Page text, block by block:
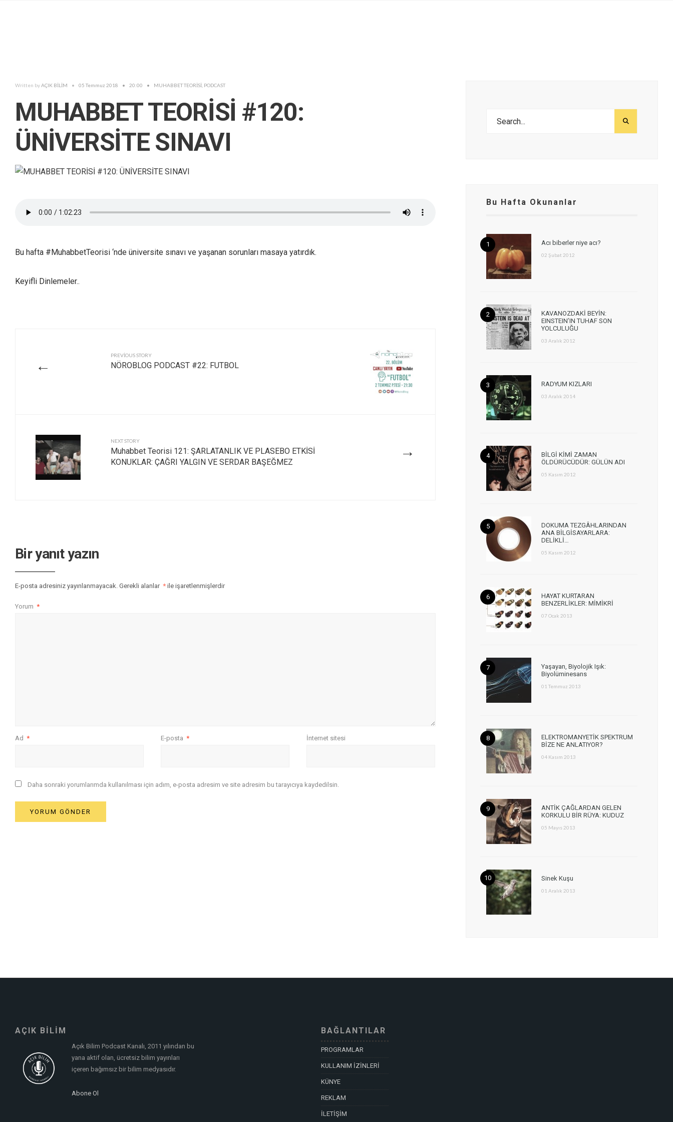
Written byAÇIK BİLİM • 05 Temmuz 2018 • 20:00 • MUHABBET TEORİSİ PODCAST
MUHABBET TEORİSİ #120:
ÜNİVERSİTE SINAVI
Bu hafta #MuhabbetTeorisi ‘nde üniversite sınavı ve yaşanan sorunları masaya yatırdık.
Keyifli Dinlemeler..
←
PREVIOUS STORY
NÖROBLOG PODCAST #22: FUTBOL
→
NEXT STORY
Muhabbet Teorisi 121: ŞARLATANLIK VE PLASEBO ETKİSİ
KONUKLAR: ÇAĞRI YALGIN VE SERDAR BAŞEĞMEZ
Bir yanıt yazın
E-posta adresiniz yayınlanmayacak. Gerekli alanlar * ile işaretlenmişlerdir
Yorum *
Ad * E-posta * İnternet sitesi
Daha sonraki yorumlarımda kullanılması için adım, e-posta adresim ve site adresim bu tarayıcıya kaydedilsin.
Bu Hafta Okunanlar
Acı biberler niye acı?
02 Şubat 2012
KAVANOZDAKİ BEYİN:
EINSTEIN’IN TUHAF SON
YOLCULUĞU
03 Aralık 2012
RADYUM KIZLARI
03 Aralık 2014
BİLGİ KİMİ ZAMAN
ÖLDÜRÜCÜDÜR: GÜLÜN ADI
05 Kasım 2012
DOKUMA TEZGÂHLARINDAN
ANA BİLGİSAYARLARA:
DELİKLİ…
05 Kasım 2012
HAYAT KURTARAN
BENZERLİKLER: MİMİKRİ
07 Ocak 2013
Yaşayan, Biyolojik Işık:
Biyolüminesans
01 Temmuz 2013
ELEKTROMANYETİK SPEKTRUM
BİZE NE ANLATIYOR?
04 Kasım 2013
ANTİK ÇAĞLARDAN GELEN
KORKULU BİR RÜYA: KUDUZ
05 Mayıs 2013
Sinek Kuşu
01 Aralık 2013
AÇIK BİLİM
Açık Bilim Podcast Kanalı, 2011 yılından bu
yana aktif olan, ücretsiz bilim yayınları
içeren bağımsız bir bilim medyasıdır.
Abone Ol
BAĞLANTILAR
PROGRAMLAR
KULLANIM İZİNLERİ
KÜNYE
REKLAM
İLETİŞİM